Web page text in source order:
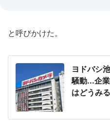
と呼びかけた。
ヨドバシ
騒動...企
はどうみる